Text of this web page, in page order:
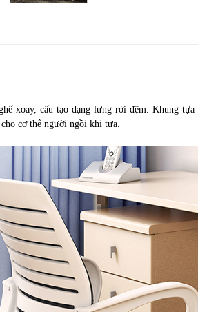
xoay, cấu tạo dạng lưng rời đệm. Khung
cơ thể người ngồi khi tựa.